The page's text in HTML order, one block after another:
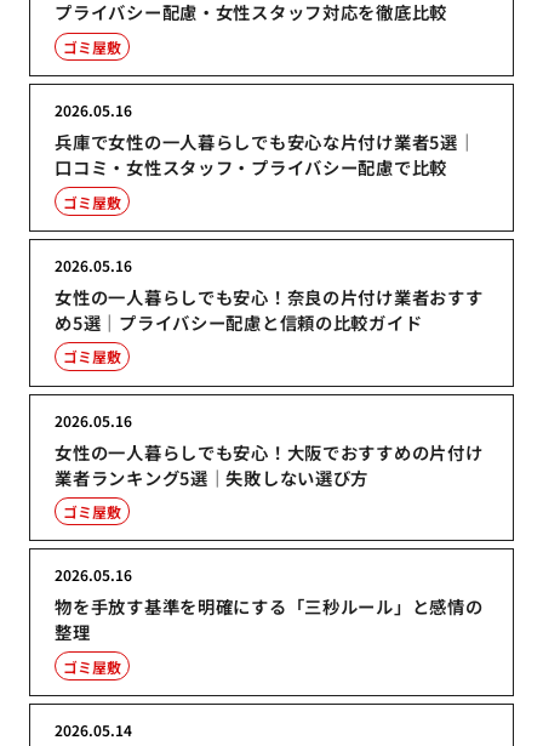
プライバシー配慮・女性スタッフ対応を徹底比較
ゴミ屋敷
兵庫で女性の一人暮らしでも安心な片付け業者5選｜
口コミ・女性スタッフ・プライバシー配慮で比較
2026.05.16
ゴミ屋敷
女性の一人暮らしでも安心！奈良の片付け業者おすす
め5選｜プライバシー配慮と信頼の比較ガイド
2026.05.16
ゴミ屋敷
女性の一人暮らしでも安心！大阪でおすすめの片付け
業者ランキング5選｜失敗しない選び方
2026.05.16
ゴミ屋敷
物を手放す基準を明確にする「三秒ルール」と感情の
整理
2026.05.16
ゴミ屋敷
2026.05.14